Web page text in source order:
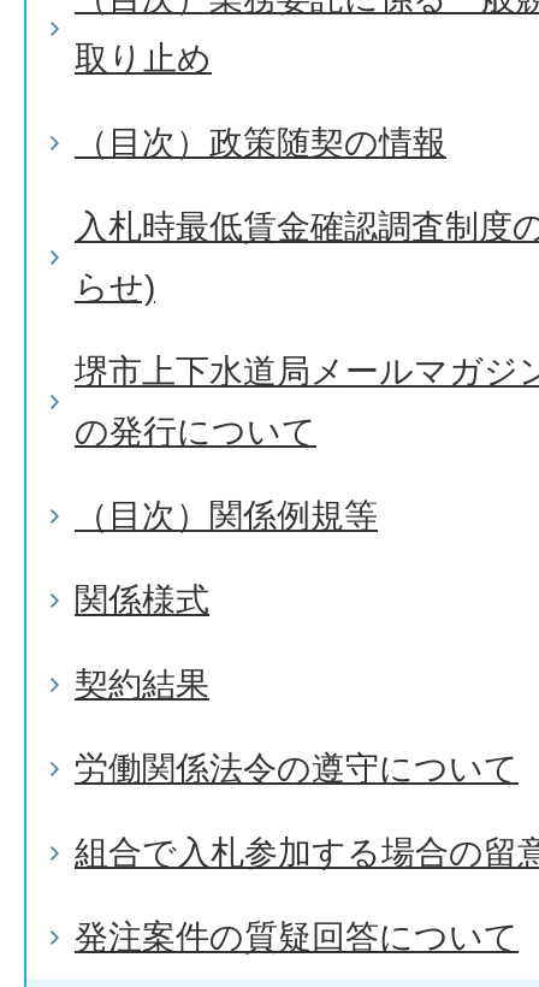
取り止め
（目次）政策随契の情報
入札時最低賃金確認調査制度
らせ)
堺市上下水道局メールマガジ
の発行について
（目次）関係例規等
関係様式
契約結果
労働関係法令の遵守について
組合で入札参加する場合の留
発注案件の質疑回答について